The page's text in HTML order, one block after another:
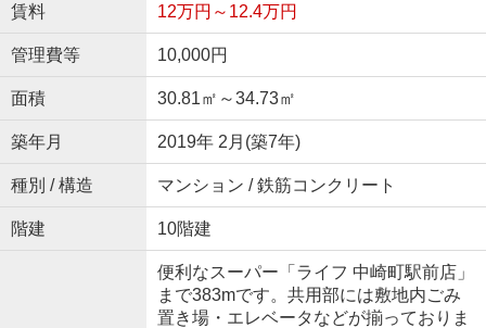
賃料 12万円～12.4万円
管理費等 10,000円
面積 30.81㎡～34.73㎡
築年月 2019年 2月(築7年)
種別 / 構造 マンション / 鉄筋コンクリート
階建 10階建
便利なスーパー「ライフ 中崎町駅前店」
まで383mです。共用部には敷地内ごみ
置き場・エレベータなどが揃っておりま